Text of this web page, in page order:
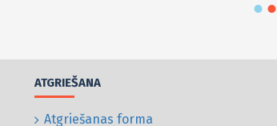
ATGRIEŠANA
Atgriešanas forma